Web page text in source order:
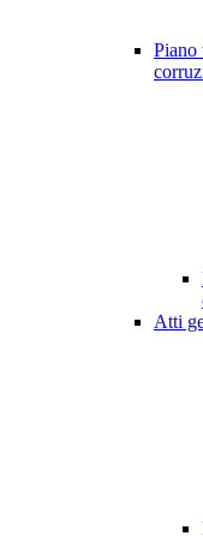
Piano
Atti